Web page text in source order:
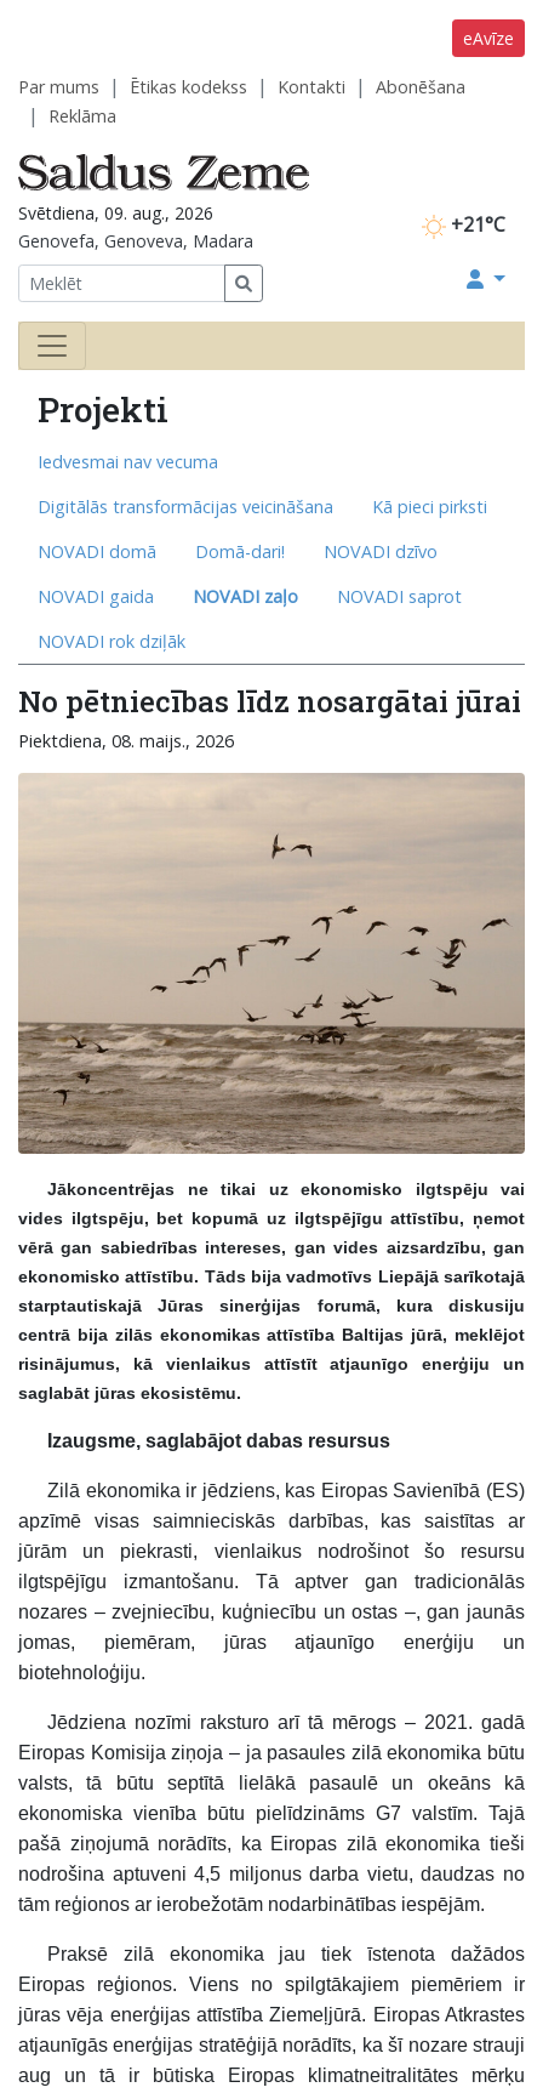
eAvīze
Par mums Ētikas kodekss Kontakti
Abonēšana
Reklāma
+21°C
Svētdiena, 09. aug., 2026
Genovefa, Genoveva, Madara
Projekti
Iedvesmai nav vecuma
Digitālās transformācijas veicināšana
Kā pieci pirksti
NOVADI domā
Domā-dari!
NOVADI dzīvo
NOVADI gaida
NOVADI zaļo
NOVADI saprot
NOVADI rok dziļāk
No pētniecības līdz nosargātai jūrai
Piektdiena, 08. maijs., 2026
Jākoncentrējas ne tikai uz ekonomisko ilgtspēju vai
vides ilgtspēju, bet kopumā uz ilgtspējīgu attīstību, ņemot
vērā gan sabiedrības intereses, gan vides aizsardzību, gan
ekonomisko attīstību. Tāds bija vadmotīvs Liepājā sarīkotajā
starptautiskajā Jūras sinerģijas forumā, kura diskusiju
centrā bija zilās ekonomikas attīstība Baltijas jūrā, meklējot
risinājumus, kā vienlaikus attīstīt atjaunīgo enerģiju un
saglabāt jūras ekosistēmu.
Izaugsme, saglabājot dabas resursus
Zilā ekonomika ir jēdziens, kas Eiropas Savienībā (ES)
apzīmē visas saimnieciskās darbības, kas saistītas ar
jūrām un piekrasti, vienlaikus nodrošinot šo resursu
ilgtspējīgu izmantošanu. Tā aptver gan tradicionālās
nozares – zvejniecību, kuģniecību un ostas –, gan jaunās
jomas, piemēram, jūras atjaunīgo enerģiju un
biotehnoloģiju.
Jēdziena nozīmi raksturo arī tā mērogs – 2021. gadā
Eiropas Komisija ziņoja – ja pasaules zilā ekonomika būtu
valsts, tā būtu septītā lielākā pasaulē un okeāns kā
ekonomiska vienība būtu pielīdzināms G7 valstīm. Tajā
pašā ziņojumā norādīts, ka Eiropas zilā ekonomika tieši
nodrošina aptuveni 4,5 miljonus darba vietu, daudzas no
tām reģionos ar ierobežotām nodarbinātības iespējām.
Praksē zilā ekonomika jau tiek īstenota dažādos
Eiropas reģionos. Viens no spilgtākajiem piemēriem ir
jūras vēja enerģijas attīstība Ziemeļjūrā. Eiropas Atkrastes
atjaunīgās enerģijas stratēģijā norādīts, ka šī nozare strauji
aug un tā ir būtiska Eiropas klimatneitralitātes mērķu